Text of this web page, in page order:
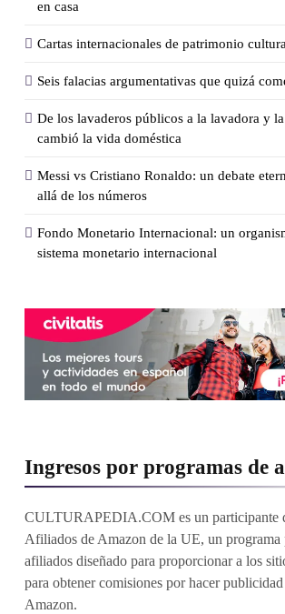
en casa
Cartas internacionales de patrimonio
Seis falacias argumentativas que quizá
De los lavaderos públicos a la lavadora y
cambió la vida doméstica
Messi vs Cristiano Ronaldo: un debate
allá de los números
Fondo Monetario Internacional: un
sistema monetario internacional
Ingresos por programas de
CULTURAPEDIA.COM es un participante
Afiliados de Amazon de la UE, un
afiliados diseñado para proporcionar a los
para obtener comisiones por hacer
Amazon.